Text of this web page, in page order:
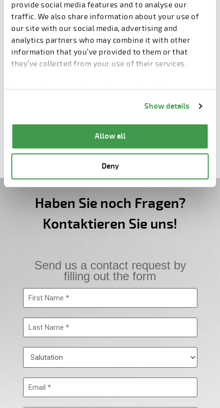
provide social media features and to analyse our
traffic. We also share information about your use of
our site with our social media, advertising and
analytics partners who may combine it with other
information that you’ve provided to them or that
they’ve collected from your use of their services.
You can change cookie preferences from the
Show details
Allow all
Deny
Stützenform
TT-Plattenform
Haben Sie noch Fragen?
Kontaktieren Sie uns!